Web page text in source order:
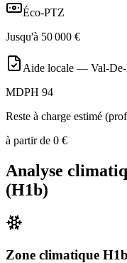
Éco-PTZ
Jusqu'à 50 000 €
Aide locale — Val-
MDPH 94
Reste à charge estimé
à partir de 0 €
Analyse
(H1b)
Zone climatique H1b